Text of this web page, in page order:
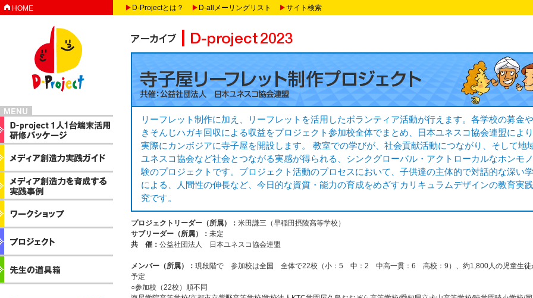
HOME ▶ D-Projectとは？ ▶ D-allメーリングリスト ▶サイト検索
リーフレット制作に加え、リーフレットを活用したボランティア活動が行えます。各学校の募金
きそんじハガキ回収による収益をプロジェクト参加校全体でまとめ、日本ユネスコ協会連盟によ
実際にカンボジアに寺子屋を開設します。 教室での学びが、社会貢献活動につながり、そして地
ユネスコ協会など社会とつながる実感が得られる、シンクグローバル・アクトローカルなホンモ
験のプロジェクトです。プロジェクト活動のプロセスにおいて、子供達の主体的で対話的な深い
による、人間性の伸長など、今日的な資質・能力の育成をめざすカリキュラムデザインの教育実
究です。
プロジェクトリーダー（所属）： 米田謙三（早稲田摂陵高等学校）
サブリーダー（所属）： 未定
共 催： 公益社団法人 日本ユネスコ協会連盟
メンバー（所属）： 現段階で 参加校は全国 全体で22校（小：5 中：2 中高一貫：6 高校：9）、約1,800人の児童生徒
予定
○参加校（22校）順不同